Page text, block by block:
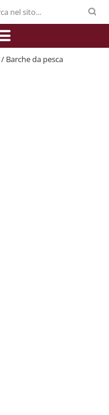
/ Barche da pesca